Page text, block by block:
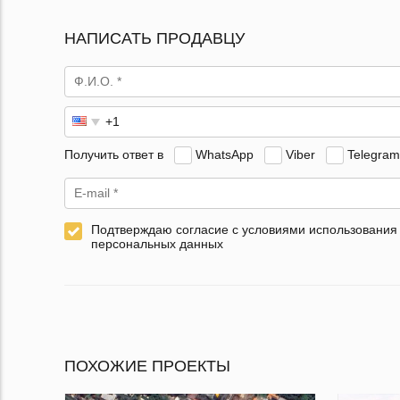
НАПИСАТЬ ПРОДАВЦУ
Получить ответ в WhatsApp Viber Telegram
Подтверждаю согласие с условиями использования
персональных данных
ПОХОЖИЕ ПРОЕКТЫ